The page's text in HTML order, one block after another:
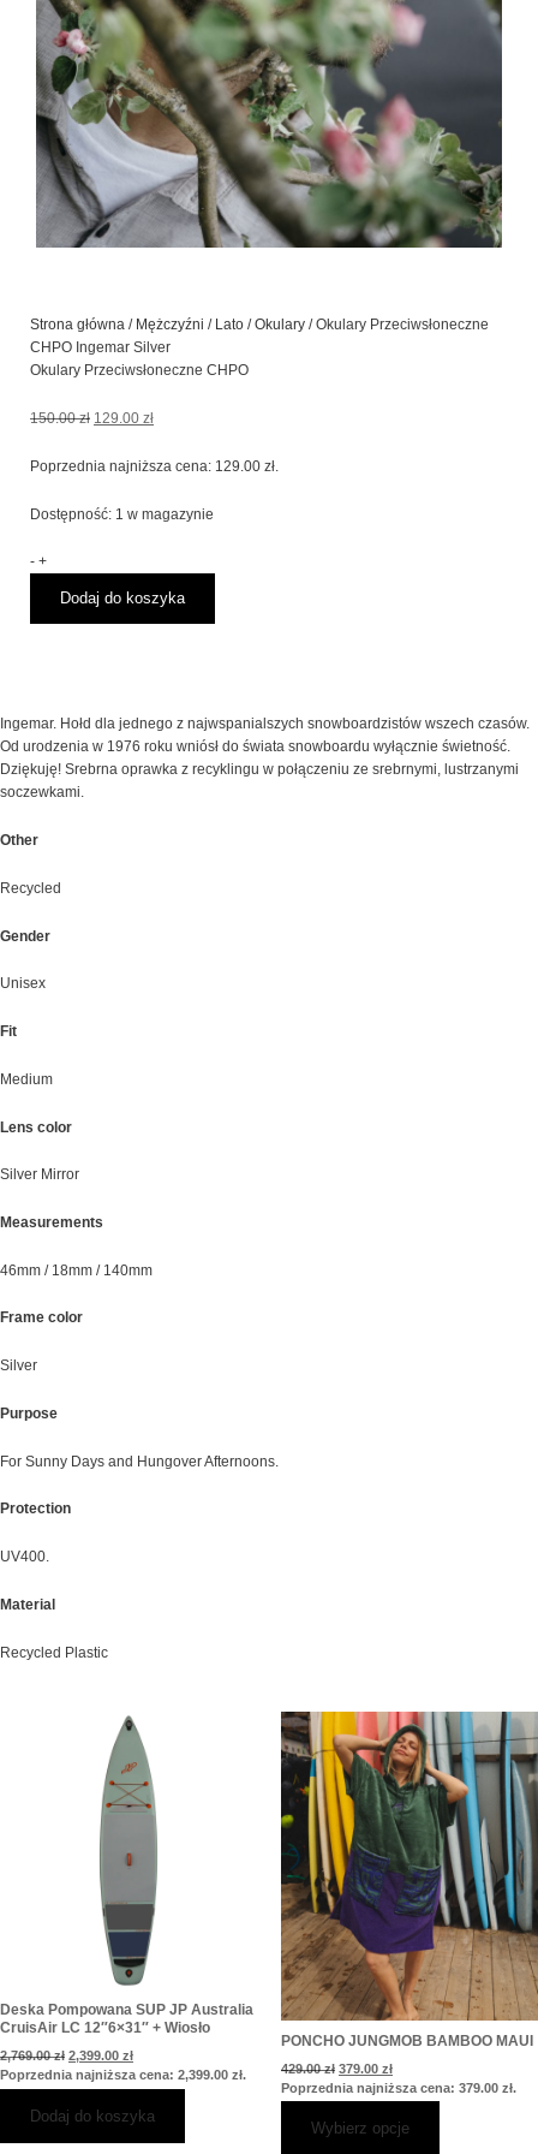
Strona główna / Mężczyźni / Lato /Okulary / Okulary Przeciwsłoneczne
CHPO Ingemar Silver
Okulary Przeciwsłoneczne CHPO
150.00zł Pierwotna
wynosiła:
129.00 złAktualna
wynosi:
Poprzednia najniższa cena: 129.00 zł.
Dostępność: 1 w magazynie
-
ilość
Przeciwsłoneczne
Ingemar
Silver
+
Dodaj do koszyka
Ingemar. Hołd dla jednego z najwspanialszych snowboardzistów wszech czasów.
Od urodzenia w 1976 roku wniósł do świata snowboardu wyłącznie świetność.
Dziękuję! Srebrna oprawka z recyklingu w połączeniu ze srebrnymi, lustrzanymi
soczewkami.
Other
Recycled
Gender
Unisex
Fit
Medium
Lens color
Silver Mirror
Measurements
46mm / 18mm / 140mm
Frame color
Silver
Purpose
For Sunny Days and Hungover Afternoons.
Protection
UV400.
Material
Recycled Plastic
Deska Pompowana SUP JP Australia
CruisAir LC 12″6×31″ + Wiosło
2,769.00zł
Pierwotna
wynosiła:
2,769.00 zł.
2,399.00 zł
Aktualna
cena
wynosi:
2,399.00 zł.
Poprzednia najniższa cena: 2,399.00 zł.
Dodaj do koszyka
PONCHO JUNGMOB BAMBOO MAUI
429.00zł
Pierwotna
cena
wynosiła:
429.00 zł.
379.00 zł
Aktualna
cena
wynosi:
379.00 zł.
Poprzednia najniższa cena: 379.00 zł.
Wybierz opcje
Ten
produkt
ma
wiele
wariantów.
Opcje
można
wybrać
na
stronie
produktu